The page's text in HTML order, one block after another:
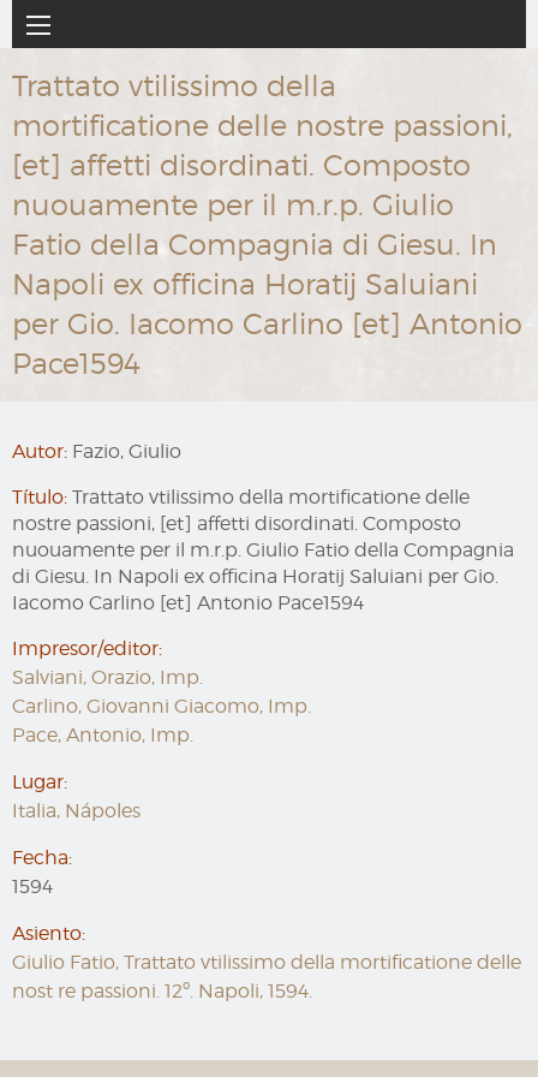
al
contenido
principal
Navegación
principal
Trattato vtilissimo della
mortificatione delle nostre passioni,
[et] affetti disordinati. Composto
nuouamente per il m.r.p. Giulio
Fatio della Compagnia di Giesu. In
Napoli ex officina Horatij Saluiani
per Gio. Iacomo Carlino [et] Antonio
Pace1594
Autor: Fazio, Giulio
Título: Trattato vtilissimo della mortificatione delle
nostre passioni, [et] affetti disordinati. Composto
nuouamente per il m.r.p. Giulio Fatio della Compagnia
di Giesu. In Napoli ex officina Horatij Saluiani per Gio.
Iacomo Carlino [et] Antonio Pace1594
Impresor/editor:
Salviani, Orazio, Imp.
Carlino, Giovanni Giacomo, Imp.
Pace, Antonio, Imp.
Lugar:
Italia, Nápoles
Fecha:
1594
Asiento:
Giulio Fatio, Trattato vtilissimo della mortificatione delle
nost re passioni. 12º. Napoli, 1594.